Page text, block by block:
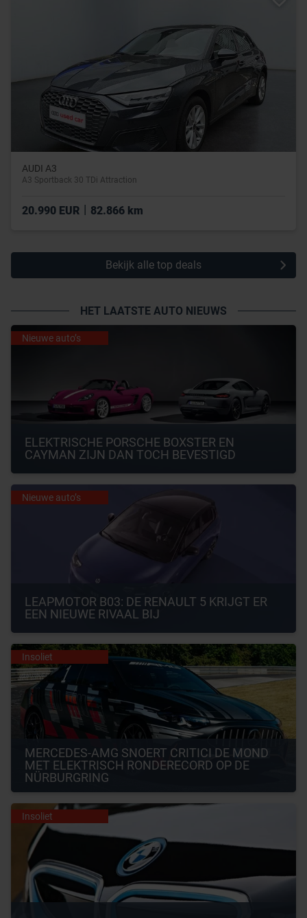
AUDI A3
A3 Sportback 30 TDi Attraction
20.990 EUR 82.866 km
Bekijk alle top deals
HET LAATSTE AUTO NIEUWS
Nieuwe auto’s
ELEKTRISCHE PORSCHE BOXSTER EN
CAYMAN ZIJN DAN TOCH BEVESTIGD
Nieuwe auto’s
LEAPMOTOR B03: DE RENAULT 5 KRIJGT ER
EEN NIEUWE RIVAAL BIJ
Insoliet
MERCEDES-AMG SNOERT CRITICI DE MOND
MET ELEKTRISCH RONDERECORD OP DE
NÜRBURGRING
Insoliet